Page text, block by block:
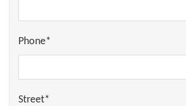
Phone*
Street*